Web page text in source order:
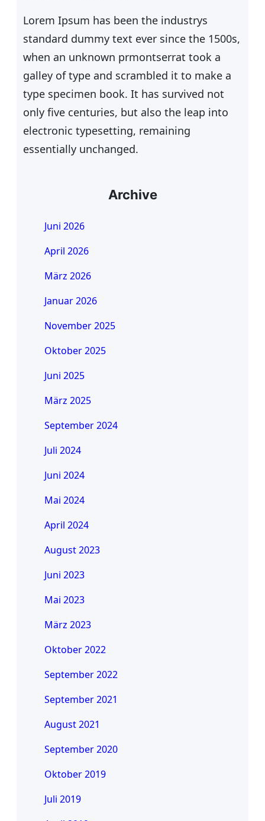
Lorem Ipsum has been the industrys
standard dummy text ever since the 1500s,
when an unknown prmontserrat took a
galley of type and scrambled it to make a
type specimen book. It has survived not
only five centuries, but also the leap into
electronic typesetting, remaining
essentially unchanged.
Archive
Juni 2026
April 2026
März 2026
Januar 2026
November 2025
Oktober 2025
Juni 2025
März 2025
September 2024
Juli 2024
Juni 2024
Mai 2024
April 2024
August 2023
Juni 2023
Mai 2023
März 2023
Oktober 2022
September 2022
September 2021
August 2021
September 2020
Oktober 2019
Juli 2019